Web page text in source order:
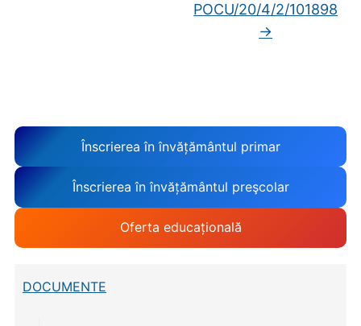
Înscrierea în învățământul primar
Înscrierea în învățământul preşcolar
Oferta educațională
DOCUMENTE
POCU/20/4/2/101898
→